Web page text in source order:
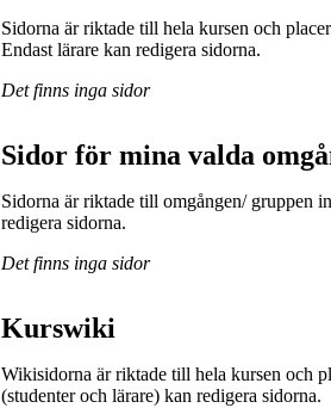
Sidorna är riktade till hela kursen och
Endast lärare kan redigera sidorna.
Det finns inga sidor
Sidor för mina valda
Sidorna är riktade till omgången/ gruppen
redigera sidorna.
Det finns inga sidor
Kurswiki
Wikisidorna är riktade till hela kursen och
(studenter och lärare) kan redigera sidorna.